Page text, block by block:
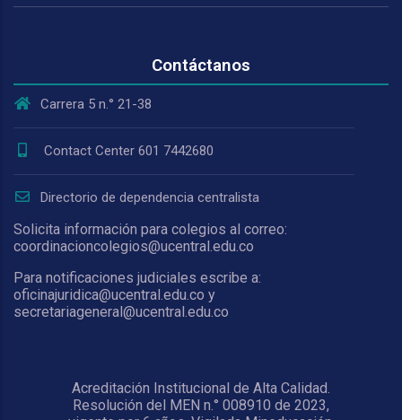
Contáctanos
Carrera 5 n.° 21-38
Contact Center 601 7442680
Directorio de dependencia centralista
Solicita información para colegios al correo:
coordinacioncolegios@ucentral.edu.co
Para notificaciones judiciales escribe a:
oficinajuridica@ucentral.edu.co y
secretariageneral@ucentral.edu.co
Acreditación Institucional de Alta Calidad.
Resolución del MEN n.° 008910 de 2023,